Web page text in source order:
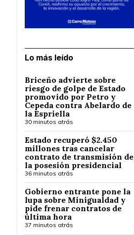
Lo más leído
Briceño advierte sobre
riesgo de golpe de Estado
promovido por Petro y
Cepeda contra Abelardo de
la Espriella
30 minutos atrás
Estado recuperó $2.450
millones tras cancelar
contrato de transmisión de
la posesión presidencial
36 minutos atrás
Gobierno entrante pone la
lupa sobre Minigualdad y
pide frenar contratos de
última hora
37 minutos atrás